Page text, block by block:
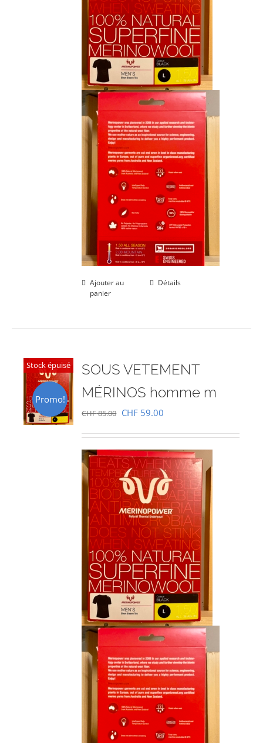
Ajouter au
panier
Détails
Stock épuisé
Promo!
SOUS VETEMENT
MÉRINOS homme m
CHF85.00 Le
initial
était :
CHF 85.00.
CHF 59.00
actuel
est :
CHF 59.00.